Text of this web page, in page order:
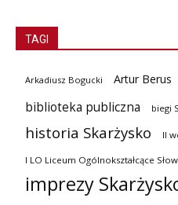
TAGI
Arkadiusz Bogucki Artur Berus
biblioteka publiczna
biegi
historia Skarżysko II
I LO Liceum Ogólnokształcące
imprezy